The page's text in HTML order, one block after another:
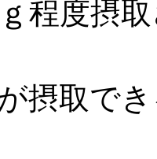
程度摂
摂取で